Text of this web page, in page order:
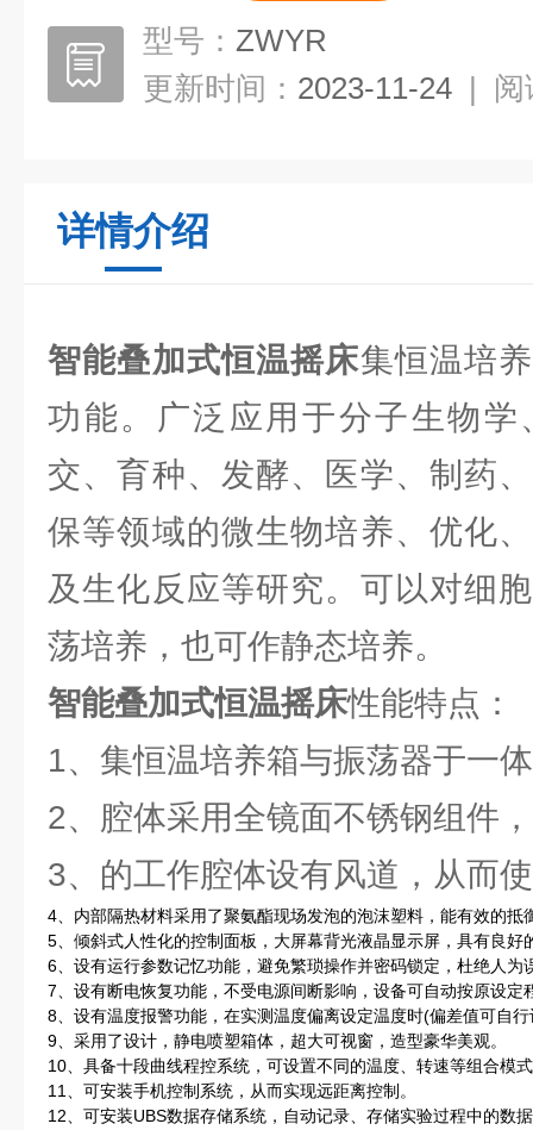
型号： ZWYR
更新时间： 2023-11-24 | 阅
详情介绍
智能叠加式恒温摇床集恒温培
功能。广泛应用于分子生物学
交、育种、发酵、医学、制药
保等领域的微生物培养、优化
及生化反应等研究。可以对细
荡培养，也可作静态培养。
智能叠加式恒温摇床性能特点：
1、集恒温培养箱与振荡器于一
2、腔体采用全镜面不锈钢组件
3、的工作腔体设有风道，从而
4、内部隔热材料采用了聚氨酯现场发泡的泡沫塑料，能有效的
5、倾斜式人性化的控制面板，大屏幕背光液晶显示屏，具有良好
6、设有运行参数记忆功能，避免繁琐操作并密码锁定，杜绝人为
7、设有断电恢复功能，不受电源间断影响，设备可自动按原设定
8、设有温度报警功能，在实测温度偏离设定温度时(偏差值可自
9、采用了设计，静电喷塑箱体，超大可视窗，造型豪华美观。
10、具备十段曲线程控系统，可设置不同的温度、转速等组合模
11、可安装手机控制系统，从而实现远距离控制。
12、可安装UBS数据存储系统，自动记录、存储实验过程中的数